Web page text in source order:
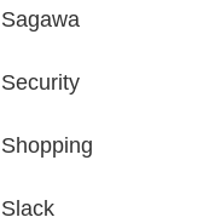
Sagawa
Security
Shopping
Slack